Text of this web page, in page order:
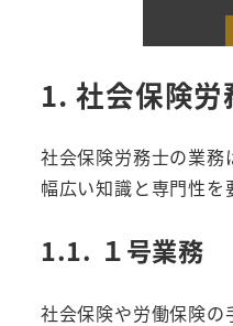
1. 社会保険労
社会保険労務士の業
幅広い知識と専門性を
1.1. １号業務
社会保険や労働保険